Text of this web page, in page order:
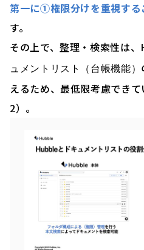
第一に①権限分けを重視する
す。
その上で、整理・検索性は
ュメントリスト（台帳機能）
えるため、最低限考慮でき
2）。